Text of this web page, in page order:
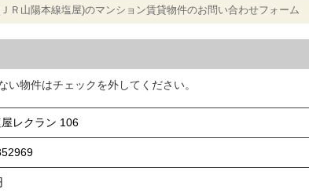
Ｒ山陽本線塩屋)のマンション賃貸物件のお問い合わせフォーム
物件はチェックを外してください。
レクラン 106